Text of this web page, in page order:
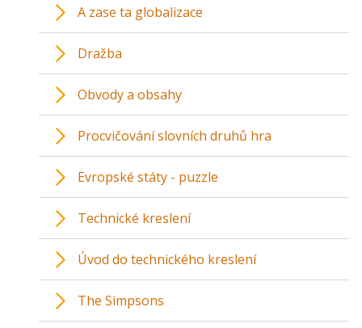
A zase ta globalizace
Dražba
Obvody a obsahy
Procvičování slovních druhů hra
Evropské státy - puzzle
Technické kreslení
Úvod do technického kreslení
The Simpsons